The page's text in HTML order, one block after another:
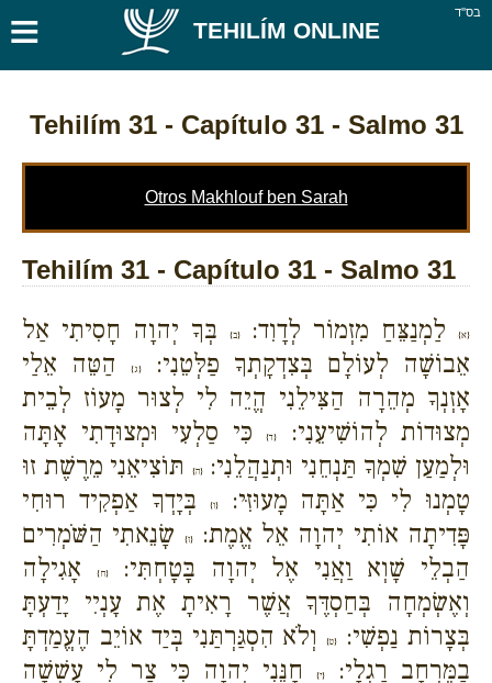
בס''ד ≡ TEHILÍM ONLINE
Tehilím 31- Capítulo 31 - Salmo 31
Otros Makhlouf ben Sarah
Tehilím 31 - Capítulo 31 - Salmo 31
{א} לַמְנַצֵּחַ מִזְמוֹר לְדָוִד:{ב}
בְּךָ יְהוָה חָסִיתִי אַל
אֵבוֹשָׁה לְעוֹלָם בְּצִדְקָתְךָ פַלְּטֵנִי:
{ג}
הַטֵּה אֵלַי
אָזְנְךָ מְהֵרָה הַצִּילֵנִי הֱיֵה לִי לְצוּר מָעוֹז לְבֵית
מְצוּדוֹת לְהוֹשִׁיעֵנִי:
{ד}
כִּי סַלְעִי וּמְצוּדָתִי אָתָּה
וּלְמַעַן שִׁמְךָ תַּנְחֵנִי וּתְנַהֲלֵנִי:{ה}
תּוֹצִיאֵנִי מֵרֶשֶׁת זוּ
טָמְנוּ לִי כִּי אַתָּה מָעוּזִּי:{ו}
בְּיָדְךָ אַפְקִיד רוּחִי
פָּדִיתָה אוֹתִי יְהוָה אֵל אֱמֶת:{ז}
שָׂנֵאתִי הַשֹּׁמְרִים
הַבְלֵי שָׁוְא וַאֲנִי אֶל יְהוָה בָּטָחְתִּי:{ח}
אָגִילָה
וְאֶשְׂמְחָה בְּחַסְדֶּךָ אֲשֶׁר רָאִיתָ אֶת עָנְיִי יָדַעְתָּ
בְּצָרוֹת נַפְשִׁי:
{ט}וְלֹא הִסְגַּרְתַּנִי בְּיַד אוֹיֵב הֶעֱמַדְתָּ
בַמֶּרְחָב רַגְלָי:
{י}
חָנֵּנִי יְהוָה כִּי צַר לִי עָשְׁשָׁה